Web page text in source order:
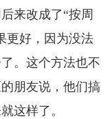
来改成了“按周
更好，因为没法
。这个方法也不
朋友说，他们搞
这样了。